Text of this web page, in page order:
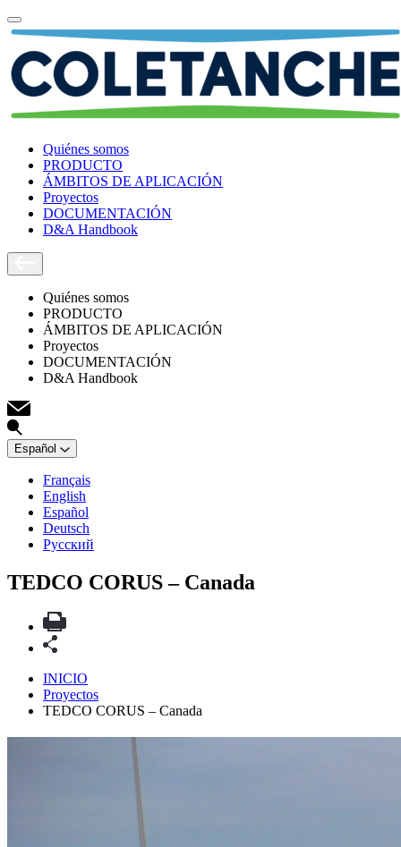
Quiénes somos
PRODUCTO
ÁMBITOS DE APLICACIÓN
Proyectos
DOCUMENTACIÓN
D&A Handbook
Quiénes somos
PRODUCTO
ÁMBITOS DE APLICACIÓN
Proyectos
DOCUMENTACIÓN
D&A Handbook
Español
Français
English
Español
Deutsch
Русский
TEDCO CORUS – Canada
INICIO
Proyectos
TEDCO CORUS – Canada